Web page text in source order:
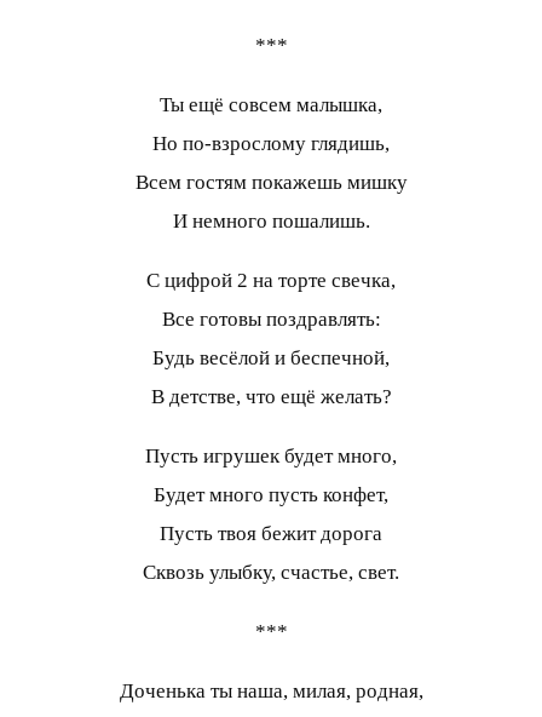
***
Ты ещё совсем малышка,
Но по-взрослому глядишь,
Всем гостям покажешь мишку
И немного пошалишь.
С цифрой 2 на торте свечка,
Все готовы поздравлять:
Будь весёлой и беспечной,
В детстве, что ещё желать?
Пусть игрушек будет много,
Будет много пусть конфет,
Пусть твоя бежит дорога
Сквозь улыбку, счастье, свет.
***
Доченька ты наша, милая, родная,